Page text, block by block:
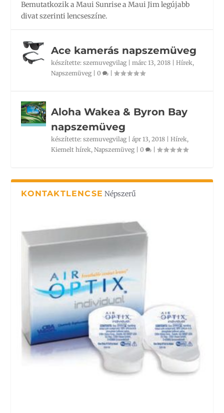
Bemutatkozik a Maui Sunrise a Maui Jim legújabb
divat szerinti lencseszíne.
Ace kamerás napszemüveg
készítette:szemuvegvilag |márc 13, 2018 |Hírek,
Napszemüveg |0 |
Aloha Wakea & Byron Bay
napszemüveg
készítette:szemuvegvilag |ápr 13, 2018 |Hírek,
Kiemelt hírek,Napszemüveg |0 |
KONTAKTLENCSE Népszerű